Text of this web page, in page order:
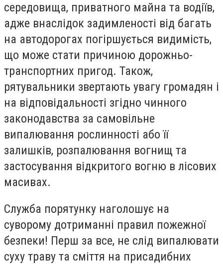
середовища, приватного майна та водіїв,
адже внаслідок задимленості від багать
на автодорогах погіршується видимість,
що може стати причиною дорожньо-
транспортних пригод. Також,
рятувальники звертають увагу громадян і
на відповідальності згідно чинного
законодавства за самовільне
випалювання рослинності або її
залишків, розпалювання вогнищ та
застосування відкритого вогню в лісових
масивах.
Служба порятунку наголошує на
суворому дотриманні правил пожежної
безпеки! Перш за все, не слід випалювати
суху траву та сміття на присадибних